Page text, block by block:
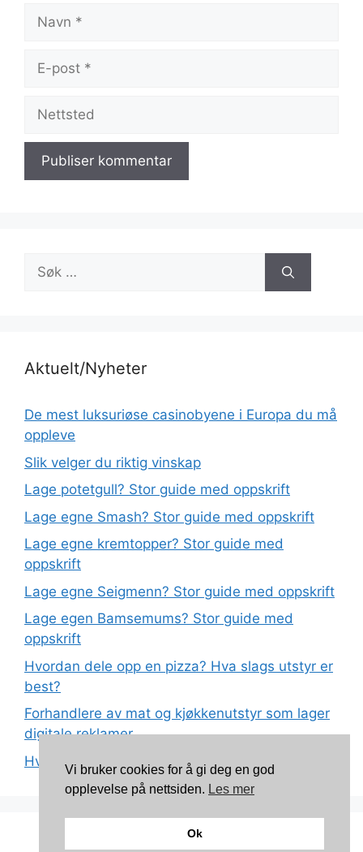
Navn
Nettsted
Søk
etter:
Aktuelt/Nyheter
De mest luksuriøse casinobyene i Europa du må
oppleve
Slik velger du riktig vinskap
Lage potetgull? Stor guide med oppskrift
Lage egne Smash? Stor guide med oppskrift
Lage egne kremtopper? Stor guide med
oppskrift
Lage egne Seigmenn? Stor guide med oppskrift
Lage egen Bamsemums? Stor guide med
oppskrift
Hvordan dele opp en pizza? Hva slags utstyr er
best?
Forhandlere av mat og kjøkkenutstyr som lager
digitale reklamer
Hva betyr det at plast har matkvalitet?
Kontakt: torunnbeategjerven@gmail.com
Vi bruker cookies for å gi deg en god
opplevelse på nettsiden. Les mer
Ok